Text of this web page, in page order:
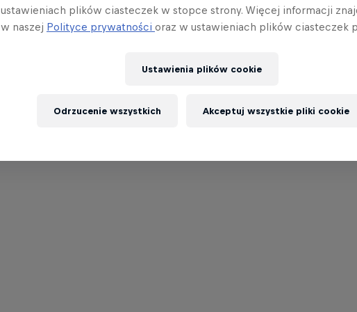
ustawieniach plików ciasteczek w stopce strony. Więcej informacji
w naszej Polityce prywatności oraz w ustawieniach plików ciasteczek
Ustawienia plików cookie
Odrzucenie wszystkich Akceptuj wszystkie pliki cookie